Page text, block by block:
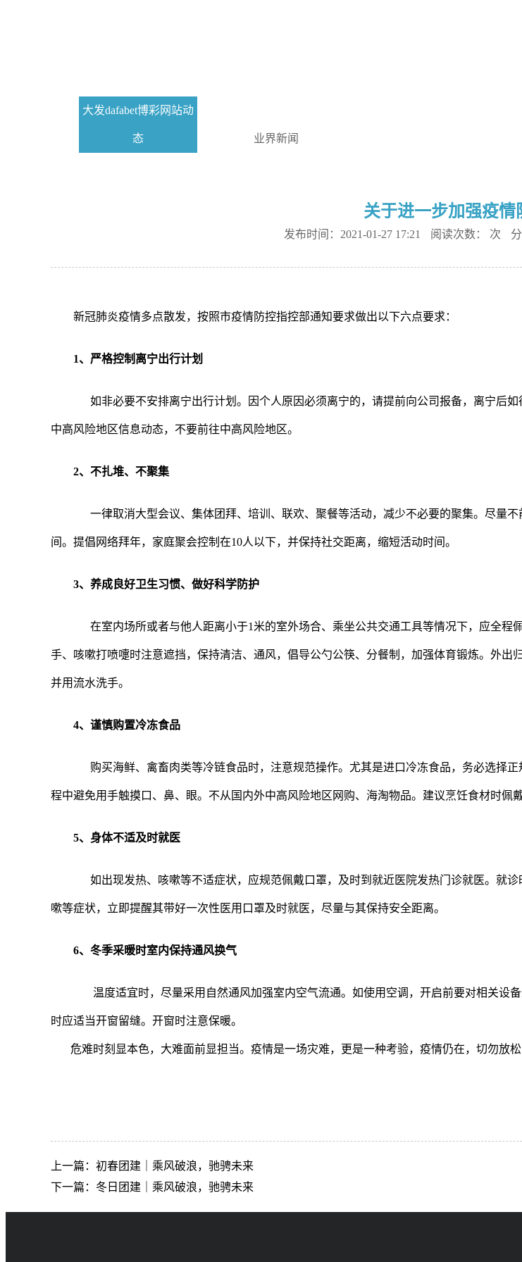
大发dafabet博彩网站动
态 业界新闻
关于进一步加强疫情
发布时间：2021-01-27 17:21 阅读次数： 次
新冠肺炎疫情多点散发，按照市疫情防控指控部通知要求做出以下六点要求：
1、严格控制离宁出行计划
如非必要不安排离宁出行计划。因个人原因必须离宁的，请提前向公司报备，离宁后
中高风险地区信息动态，不要前往中高风险地区。
2、不扎堆、不聚集
一律取消大型会议、集体团拜、培训、联欢、聚餐等活动，减少不必要的聚集。尽量
间。提倡网络拜年，家庭聚会控制在10人以下，并保持社交距离，缩短活动时间。
3、养成良好卫生习惯、做好科学防护
在室内场所或者与他人距离小于1米的室外场合、乘坐公共交通工具等情况下，应全程
手、咳嗽打喷嚏时注意遮挡，保持清洁、通风，倡导公勺公筷、分餐制，加强体育锻炼。外
并用流水洗手。
4、谨慎购置冷冻食品
购买海鲜、禽畜肉类等冷链食品时，注意规范操作。尤其是进口冷冻食品，务必选择
程中避免用手触摸口、鼻、眼。不从国内外中高风险地区网购、海淘物品。建议烹饪食材时佩
5、身体不适及时就医
如出现发热、咳嗽等不适症状，应规范佩戴口罩，及时到就近医院发热门诊就医。就
嗽等症状，立即提醒其带好一次性医用口罩及时就医，尽量与其保持安全距离。
6、冬季采暖时室内保持通风换气
温度适宜时，尽量采用自然通风加强室内空气流通。如使用空调，开启前要对相关设
时应适当开窗留缝。开窗时注意保暖。
危难时刻显本色，大难面前显担当。疫情是一场灾难，更是一种考验，疫情仍在，切勿放松
上一篇：初春团建｜乘风破浪，驰骋未来
下一篇：冬日团建｜乘风破浪，驰骋未来